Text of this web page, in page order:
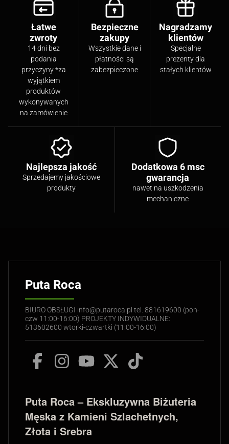
Łatwe
zwroty
14 dni bez
podania
przyczyny *za
wyjątkiem
produktów
wykonywanych
na zamówienie
Bezpieczne
zakupy
Wszystkie dane i
płatności są
zabezpieczone
Nagradzamy
klientów
Specjalne
prezenty dla
stałych klientów
Najlepsza jakość
Sprzedajemy jakościowe
produkty
Dodatkowa 6 msc
gwarancja
nawet na uszkodzenia
mechaniczne
Puta Roca
BIURO OBSŁUGI info@putaroca.pl tel. 881619600 (pon-
czw 11:00-16:00) PROJEKTY INDYWIDUALNE:
513602600 wtorki-czwartki (11:00-16:00)
Puta Roca – Ekskluzywna Biżuteria
Męska z Kamieni Szlachetnych,
Złota i Srebra